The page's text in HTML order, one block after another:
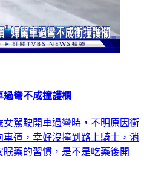
彎不成撞護欄
駕駛開車過彎時，不明原因衝
道，幸好沒撞到路上騎士，消
藥的習慣，是不是吃藥後開